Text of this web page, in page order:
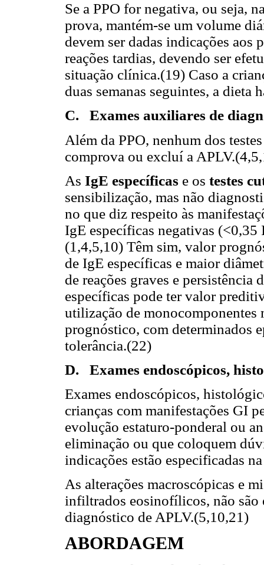
Se a PPO for negativa, ou seja,
prova, mantém-se um volume
devem ser dadas indicações aos
reações tardias, devendo ser
situação clínica.(19) Caso a
duas semanas seguintes, a dieta
C. Exames auxiliares de
Além da PPO, nenhum dos
comprova ou excluí a
As IgE específicas e os testes
sensibilização, mas não
no que diz respeito às
IgE específicas negativas
(1,4,5,10) Têm sim, valor
de IgE específicas e maior
de reações graves e persistência
específicas pode ter valor
utilização de monocomponentes
prognóstico, com determinados
tolerância.(22)
D. Exames endoscópicos,
Exames endoscópicos,
crianças com manifestações GI
evolução estaturo-ponderal ou
eliminação ou que coloquem
indicações estão especificadas
As alterações macroscópicas e
infiltrados eosinofílicos, não são
diagnóstico de APLV.(5,10,21)
ABORDAGEM